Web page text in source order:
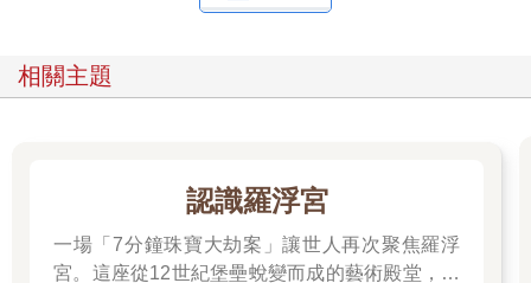
相關主題
認識羅浮宮
一場「7分鐘珠寶大劫案」讓世人再次聚焦羅浮
宮。這座從12世紀堡壘蛻變而成的藝術殿堂，收